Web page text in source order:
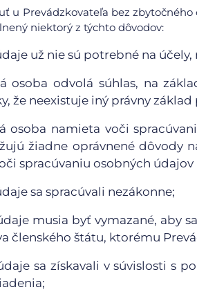
u Prevádzkovateľa bez
niektorý z týchto dôvodov:
už nie sú potrebné na
osoba odvolá súhlas, na
že neexistuje iný právny
osoba namieta voči
žiadne oprávnené dôvody
spracúvaniu osobných údajov
sa spracúvali nezákonne;
musia byť vymazané, aby
členského štátu, ktorému
sa získavali v súvislosti s